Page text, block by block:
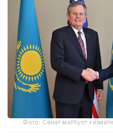
Фото: Сенат матбуот хизмати